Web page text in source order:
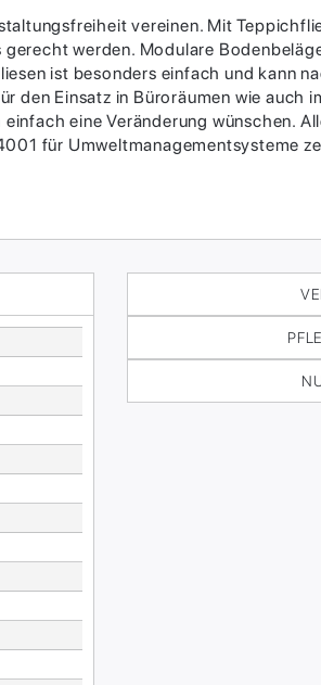
vereinen. Mit
werden. Modulare
ist besonders einfach und kann
Einsatz in Büroräumen wie auch
eine Veränderung wünschen.
für Umweltmanagementsysteme